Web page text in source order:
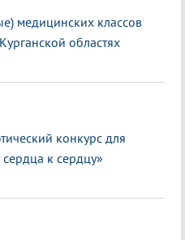
медицинских классов
областях
конкурс для
к сердцу»